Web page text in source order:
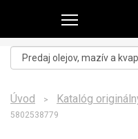
Úvod > Katalóg
5802538779